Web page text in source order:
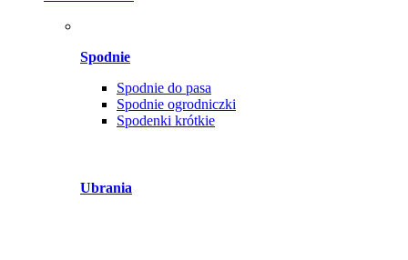
Spodnie
Spodnie do pasa
Spodnie ogrodniczki
Spodenki krótkie
Ubrania